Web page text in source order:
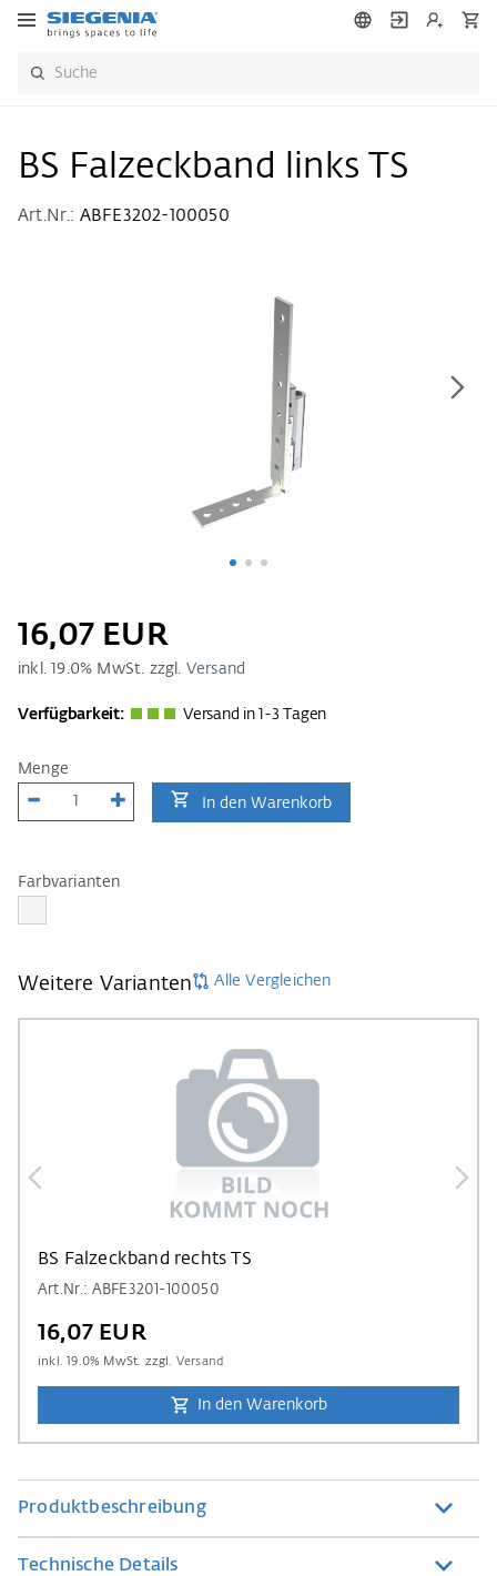
BS Falzeckband links TS
Art.Nr.: ABFE3202-100050
16,07 EUR
inkl.19.0% MwSt. zzgl. Versand
Verfügbarkeit: Versand in 1-3 Tagen
Menge
In den Warenkorb
Farbvarianten
Weitere Varianten Alle Vergleichen
BS Falzeckband rechts TS
Art.Nr.: ABFE3201-100050
16,07 EUR
inkl.19.0% MwSt. zzgl. Versand
In den Warenkorb
Produktbeschreibung
Technische Details